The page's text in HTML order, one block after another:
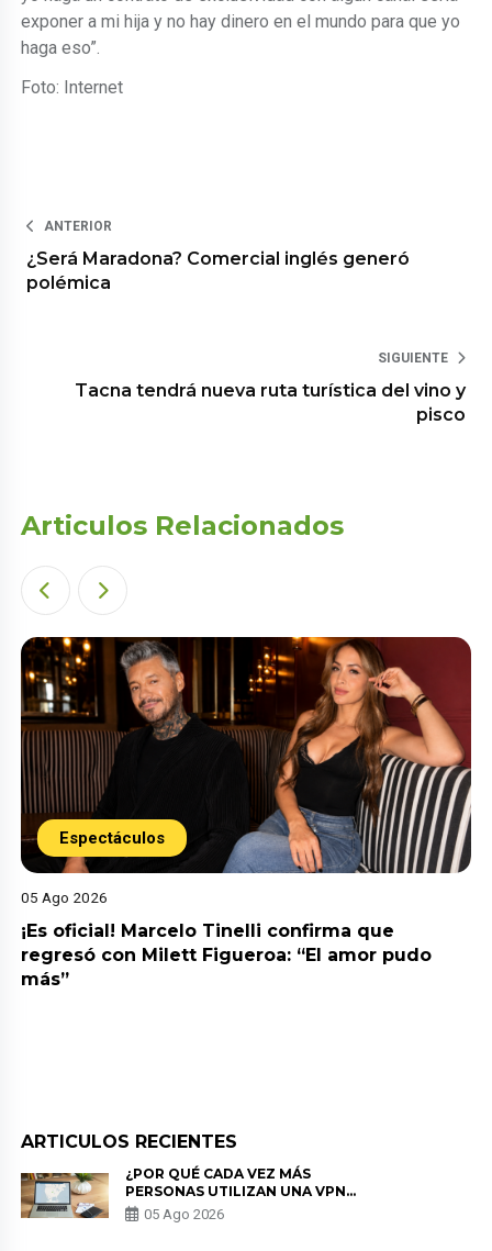
exponer a mi hija y no hay dinero en el mundo para que yo
haga eso”.
Foto: Internet
ANTERIOR
¿Será Maradona? Comercial inglés generó
polémica
SIGUIENTE
Tacna tendrá nueva ruta turística del vino y
pisco
Articulos Relacionados
Espectáculos
05 Ago 2026
¡Es oficial! Marcelo Tinelli confirma que
regresó con Milett Figueroa: “El amor pudo
más”
ARTICULOS RECIENTES
¿POR QUÉ CADA VEZ MÁS
PERSONAS UTILIZAN UNA VPN
PARA PROTEGER SU
PRIVACIDAD?
05 Ago 2026